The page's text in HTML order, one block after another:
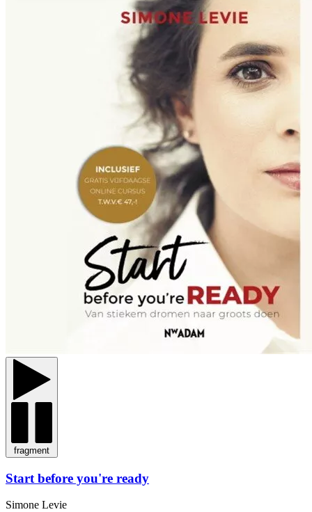
fragment
Start before you're ready
Simone Levie